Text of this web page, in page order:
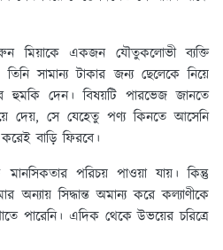
মিয়াকে একজন যৌতুকলোভী ব্যক্তি
সামান্য টাকার জন্য ছেলেকে নিয়ে
হুমকি দেন। বিষয়টি পারভেজ জানতে
দেয়, সে যেহেতু পণ্য কিনতে আসেনি
বাড়ি ফিরবে।
পরিচয় পাওয়া যায়। কিন্তু
সিদ্ধান্ত অমান্য করে কল্যাণীকে
পারেনি। এদিক থেকে উভয়ের চরিত্রে